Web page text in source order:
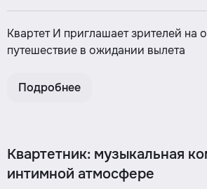
Квартет И приглашает зрителей на
путешествие в ожидании вылета
Подробнее
Квартетник: музыкальная
интимной атмосфере